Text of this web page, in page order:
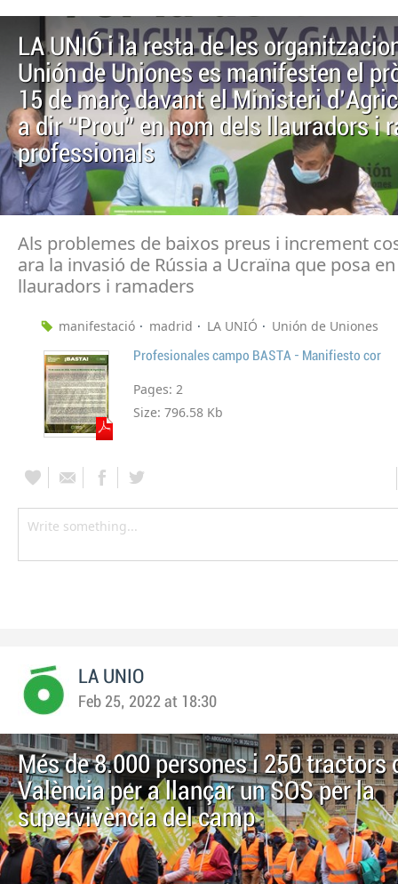
LA UNIÓ i la resta de les
Unión de Uniones es manifesten el
15 de març davant el Ministeri
a dir “Prou” en nom dels llauradors i
professionals
Als problemes de baixos preus i increment
ara la invasió de Rússia a Ucraïna que posa
llauradors i ramaders
manifestació madrid LA UNIÓ Unión de Uniones
Profesionales campo BASTA - Manifiesto cor
Pages: 2
Size: 796.58 Kb
LA UNIO
Feb 25, 2022 at 18:30
Més de 8.000 persones i 250 tractors
València per a llançar un SOS per la
supervivència del camp